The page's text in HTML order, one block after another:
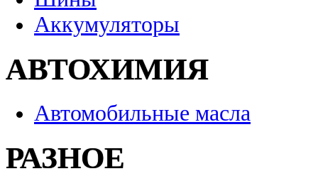
Аккумуляторы
АВТОХИМИЯ
Автомобильные масла
РАЗНОЕ